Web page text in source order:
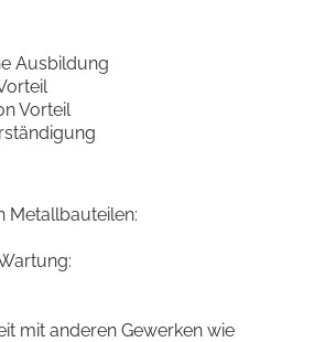
Ausbildung
Vorteil
Metallbauteilen:
mit anderen Gewerken wie